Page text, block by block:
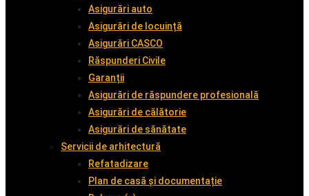
Asigurări auto
Asigurări de locuință
Asigurări CASCO
Răspunderi Civile
Garanții
Asigurări de răspundere profesională
Asigurări de călătorie
Asigurări de sănătate
Servicii de arhitectură
Refatadizare
Plan de casă și documentație